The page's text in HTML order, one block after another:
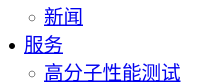
新闻
服务
高分子性能测试